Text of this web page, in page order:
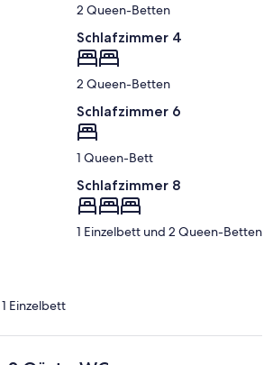
2 Queen-Betten
Schlafzimmer 4
2 Queen-Betten
Schlafzimmer 6
1 Queen-Bett
Schlafzimmer 8
1 Einzelbett und 2 Queen-Betten
Einzelbett